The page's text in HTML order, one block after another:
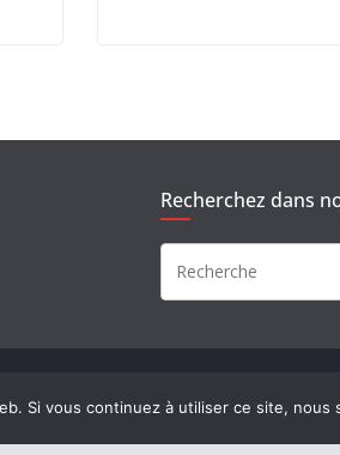
Recherchez dans
Si vous continuez à utiliser ce site,